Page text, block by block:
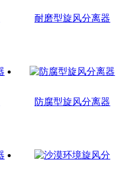
耐磨型旋风分离器
防腐型旋风分离器